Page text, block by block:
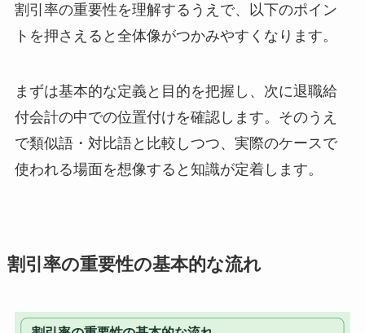
割引率の重要性を理解するうえで、以下のポイン
トを押さえると全体像がつかみやすくなります。
まずは基本的な定義と目的を把握し、次に退職給
付会計の中での位置付けを確認します。そのうえ
で類似語・対比語と比較しつつ、実際のケースで
使われる場面を想像すると知識が定着します。
割引率の重要性の基本的な流れ